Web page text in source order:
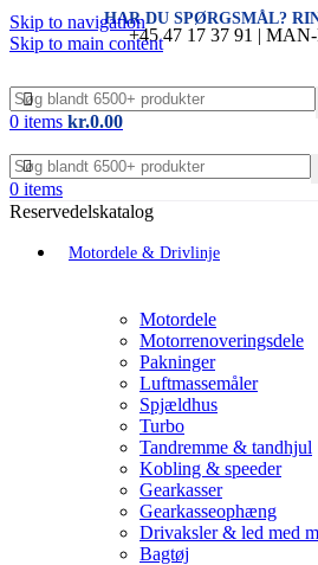
Skip to navigation
Skip to main content
HAR DU SPØRGSMÅL?
+45 47 17 37 91 |
0 items kr.0.00
0 items
Reservedelskatalog
Motordele & Drivlinje
Motordele
Motorrenoveringsdele
Pakninger
Luftmassemåler
Spjældhus
Turbo
Tandremme & tandhjul
Kobling & speeder
Gearkasser
Gearkasseophæng
Drivaksler & led med
Bagtøj